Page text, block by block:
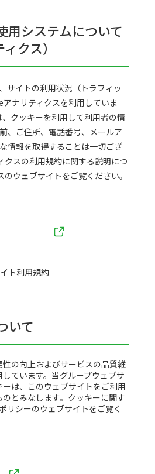
用システムについて
クス）
サイトの利用状況（トラフィッ
ナリティクスを利用していま
クッキーを利用して利用者の情
、ご住所、電話番号、メールア
情報を取得することは一切ござ
スの利用規約に関する説明につ
ウェブサイトをご覧ください。
ト利用規約
いて
の向上およびサービスの品質維
ています。当グループウェブサ
は、このウェブサイトをご利用
とみなします。クッキーに関す
リシーのウェブサイトをご覧く